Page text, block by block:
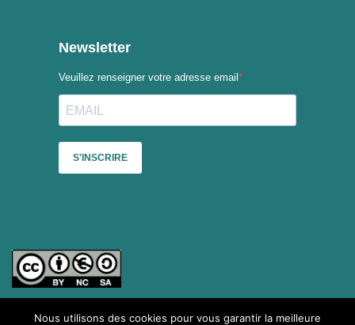
Nous utilisons des cookies pour vous garantir la meilleure